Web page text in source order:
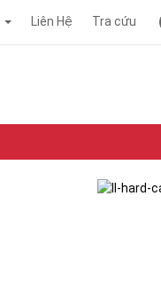
Liên Hệ Tra cứu